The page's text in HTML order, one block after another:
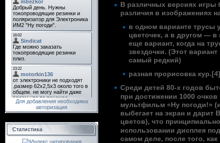
Для добавления необходима
авторизация
Статистика
В различных версиях
различия в изображениях
в одном варианте трусы
цветочек, а в другом — в
еще вариант, когда на
звездочки. (Этот
самый редкий)
разная прорисовка кур.[4]
Среди детей 80-х годов
при достижении 1000 очков
мультфильм «Ну погоди!»
выбегает на экран и дарит
цветов), что
использовании дисплея
самом деле, после того,